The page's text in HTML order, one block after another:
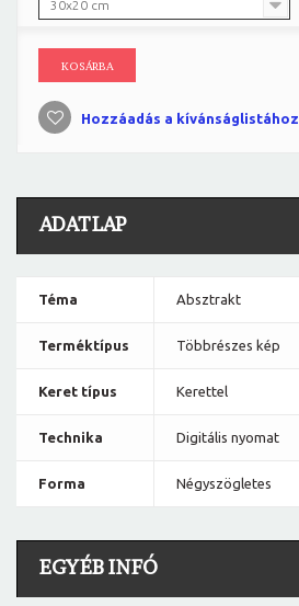
30x20 cm
KOSÁRBA
Hozzáadás a kívánságlistához
ADATLAP
Téma Absztrakt
Terméktípus Többrészes kép
Keret típus Kerettel
Technika Digitális nyomat
Forma Négyszögletes
EGYÉB INFÓ